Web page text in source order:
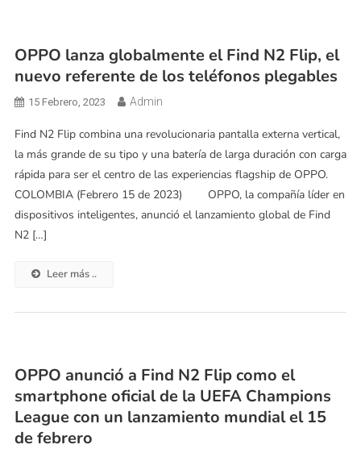
OPPO lanza globalmente el Find N2 Flip, el
nuevo referente de los teléfonos plegables
15 Febrero, 2023 Admin
Find N2 Flip combina una revolucionaria pantalla externa vertical,
la más grande de su tipo y una batería de larga duración con carga
rápida para ser el centro de las experiencias flagship de OPPO.
COLOMBIA (Febrero 15 de 2023) OPPO, la compañía líder en
dispositivos inteligentes, anunció el lanzamiento global de Find
N2 […]
Leer más ..
OPPO anunció a Find N2 Flip como el
smartphone oficial de la UEFA Champions
League con un lanzamiento mundial el 15
de febrero